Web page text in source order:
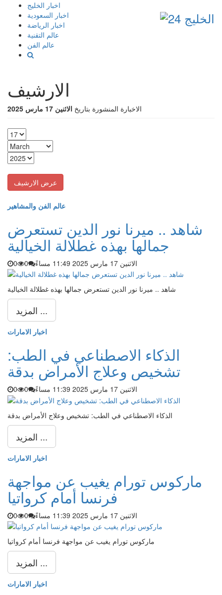
إذهب
المحتوى
اخبار الخليج
اخبار السعودية
اخبار الرياضة
عالم التقنية
عالم الفن
الارشيف
الاخبارة المنشورة بتاريخ الاثنين 17 مارس 2025
عالم الفن والمشاهير
شاهد .. ميرنا نور الدين تستعرض
جمالها بهذه غطلالة الخيالية
الاثنين 17 مارس 2025 11:49 مساءً 0
0
شاهد .. ميرنا نور الدين تستعرض جمالها بهذه غطلالة الخيالية
المزيد ...
اخبار الامارات
الذكاء الاصطناعي في الطب:
تشخيص وعلاج الأمراض بدقة
الاثنين 17 مارس 2025 11:39 مساءً 0
0
الذكاء الاصطناعي في الطب: تشخيص وعلاج الأمراض بدقة
المزيد ...
اخبار الامارات
ماركوس تورام يغيب عن مواجهة
فرنسا أمام كرواتيا
الاثنين 17 مارس 2025 11:39 مساءً 0
0
ماركوس تورام يغيب عن مواجهة فرنسا أمام كرواتيا
المزيد ...
اخبار الامارات